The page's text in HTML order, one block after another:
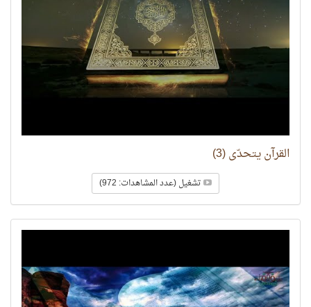
القرآن يتحدّى (3)
تشغيل (عدد المشاهدات: 972)